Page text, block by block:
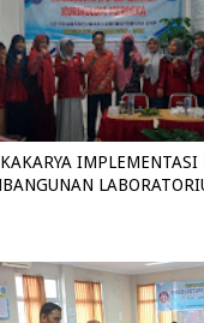
IMPLEMENTASI